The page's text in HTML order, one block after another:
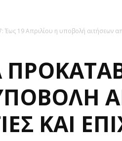
Έως 19 Απριλίου η υποβολή αιτήσεων
ΚΑΙ